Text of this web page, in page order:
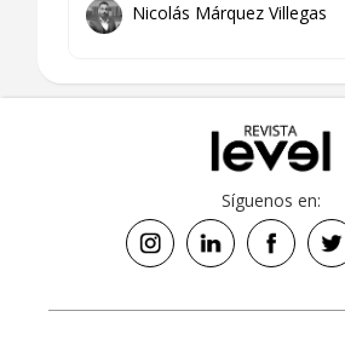
Nicolás Márquez Villegas
Síguenos en: